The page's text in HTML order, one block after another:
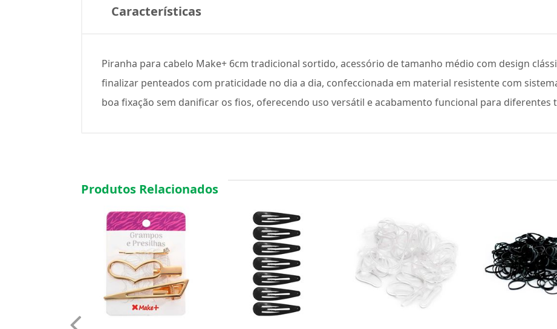
Características
Piranha para cabelo Make+ 6cm tradicional sortido, acessório de tamanho médio com design
finalizar penteados com praticidade no dia a dia, confeccionada em material resistente com
boa fixação sem danificar os fios, oferecendo uso versátil e acabamento funcional para diferentes
Produtos Relacionados